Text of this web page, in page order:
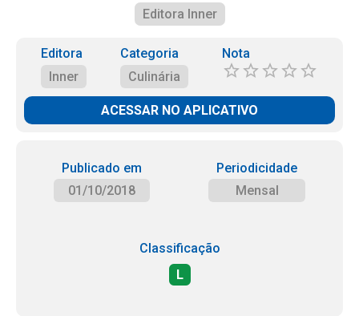
Editora Inner
Editora
Inner
Categoria
Culinária
Nota
ACESSAR NO APLICATIVO
Publicado em
01/10/2018
Periodicidade
Mensal
Classificação
L